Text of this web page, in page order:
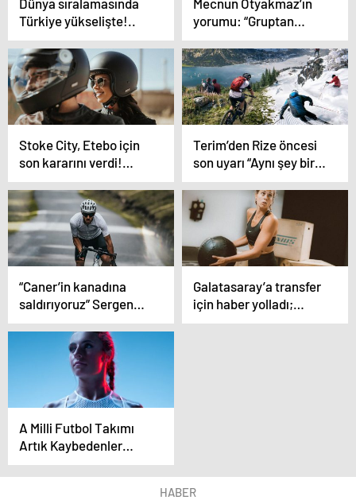
Dünya sıralamasında
Türkiye yükselişte!..
Mecnun Otyakmaz’ın
yorumu: “Gruptan
neden çıkamayalım?”
Stoke City, Etebo için
son kararını verdi!…
Terim’den Rize öncesi
son uyarı “Aynı şey bir
daha asla olmasın”
“Caner’in kanadına
saldırıyoruz” Sergen
Yalçın’ın hücum
Galatasaray’a transfer
için haber yolladı;
“İsterseniz imza
A Milli Futbol Takımı
Artık Kaybedenler
Ligine Düştü
HABER